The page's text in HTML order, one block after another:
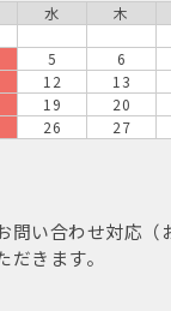
水 木
5 6
12 13
19 20
26 27
問い合わせ対応（
きます。